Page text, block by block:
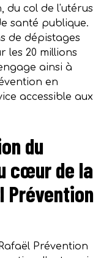
du col de l'utérus
santé publique.
de dépistages
les 20 millions
ainsi à
en
accessible aux
du
cœur de la
Prévention
Prévention